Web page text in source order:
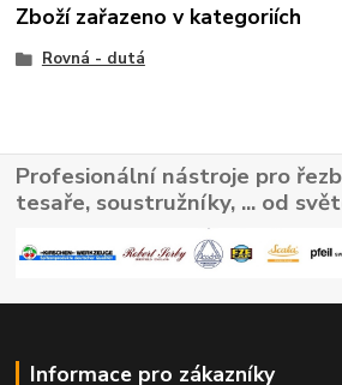
Zboží zařazeno v kategoriích
Rovná - dutá
Profesionální nástroje pro
tesaře, soustružníky, ... od
Informace pro zákazníky